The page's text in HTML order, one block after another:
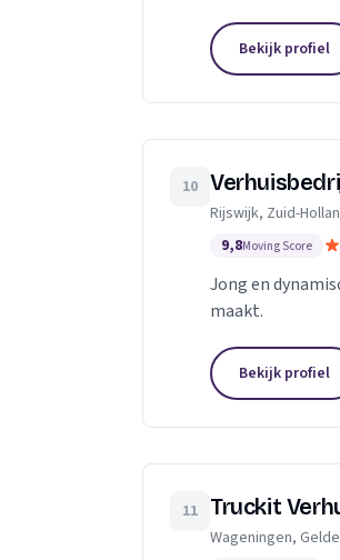
Bekijk profiel
10
Rijswijk, Zuid-
9,8Moving Score
Jong en
maakt.
Bekijk profiel
11 Truckit
Wageningen,